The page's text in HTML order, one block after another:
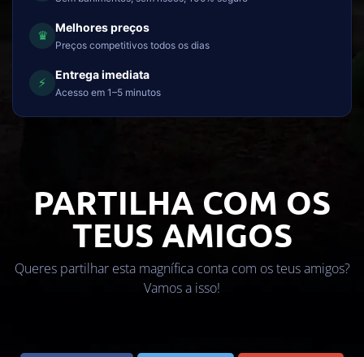
♛
Melhores preços
Preços competitivos todos os dias
⚡
Entrega imediata
Acesso em 1–5 minutos
PARTILHA COM OS
TEUS AMIGOS
Queres partilhar esta magnífica conta com os teus amigos?
Vamos a isso!